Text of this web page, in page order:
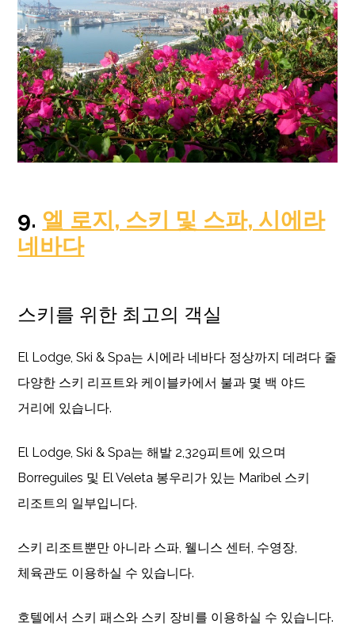
9. 엘 로지, 스키 및 스파, 시에라
네바다
스키를 위한 최고의 객실
El Lodge, Ski & Spa는 시에라 네바다 정상까지 데려다 줄
다양한 스키 리프트와 케이블카에서 불과 몇 백 야드
거리에 있습니다.
El Lodge, Ski & Spa는 해발 2,329피트에 있으며
Borreguiles 및 El Veleta 봉우리가 있는 Maribel 스키
리조트의 일부입니다.
스키 리조트뿐만 아니라 스파, 웰니스 센터, 수영장,
체육관도 이용하실 수 있습니다.
호텔에서 스키 패스와 스키 장비를 이용하실 수 있습니다.